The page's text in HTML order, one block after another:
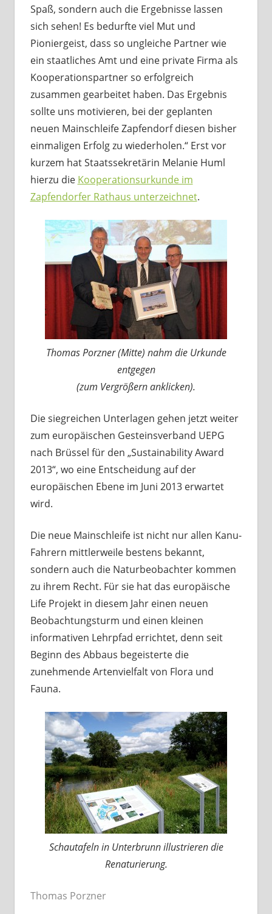
Spaß, sondern auch die Ergebnisse lassen
sich sehen! Es bedurfte viel Mut und
Pioniergeist, dass so ungleiche Partner wie
ein staatliches Amt und eine private Firma als
Kooperationspartner so erfolgreich
zusammen gearbeitet haben. Das Ergebnis
sollte uns motivieren, bei der geplanten
neuen Mainschleife Zapfendorf diesen bisher
einmaligen Erfolg zu wiederholen.“ Erst vor
kurzem hat Staatssekretärin Melanie Huml
hierzu die Kooperationsurkunde im
Zapfendorfer Rathaus unterzeichnet.
Thomas Porzner (Mitte) nahm die Urkunde
entgegen
(zum Vergrößern anklicken).
Die siegreichen Unterlagen gehen jetzt weiter
zum europäischen Gesteinsverband UEPG
nach Brüssel für den „Sustainability Award
2013“, wo eine Entscheidung auf der
europäischen Ebene im Juni 2013 erwartet
wird.
Die neue Mainschleife ist nicht nur allen Kanu-
Fahrern mittlerweile bestens bekannt,
sondern auch die Naturbeobachter kommen
zu ihrem Recht. Für sie hat das europäische
Life Projekt in diesem Jahr einen neuen
Beobachtungsturm und einen kleinen
informativen Lehrpfad errichtet, denn seit
Beginn des Abbaus begeisterte die
zunehmende Artenvielfalt von Flora und
Fauna.
Schautafeln in Unterbrunn illustrieren die
Renaturierung.
Thomas Porzner